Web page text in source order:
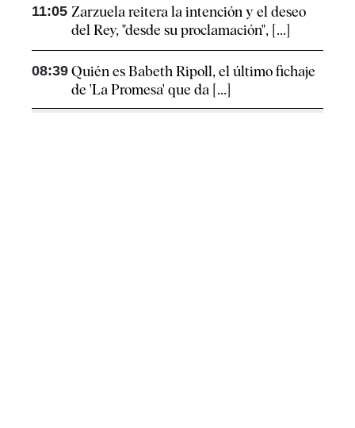
11:05 Zarzuela reitera la intención y el deseo
del Rey, "desde su proclamación", [...]
08:39 Quién es Babeth Ripoll, el último fichaje
de 'La Promesa' que da [...]